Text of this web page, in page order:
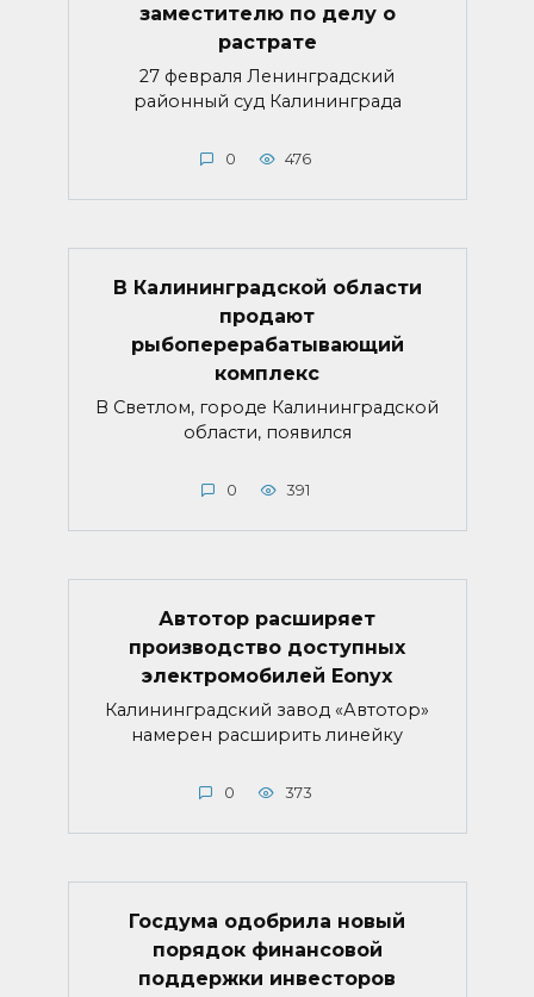
заместителю по делу о
растрате
27 февраля Ленинградский
районный суд Калининграда
0 476
В Калининградской области
продают
рыбоперерабатывающий
комплекс
В Светлом, городе Калининградской
области, появился
0 391
Автотор расширяет
производство доступных
электромобилей Eonyx
Калининградский завод «Автотор»
намерен расширить линейку
0 373
Госдума одобрила новый
порядок финансовой
поддержки инвесторов